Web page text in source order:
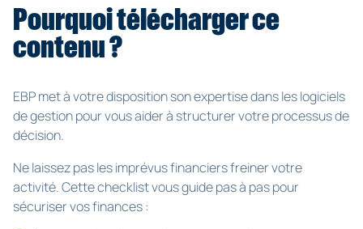
Pourquoi télécharger ce
contenu ?
EBP met à votre disposition son expertise dans les logiciels
de gestion pour vous aider à structurer votre processus de
décision.
Ne laissez pas les imprévus financiers freiner votre
activité. Cette checklist vous guide pas à pas pour
sécuriser vos finances :